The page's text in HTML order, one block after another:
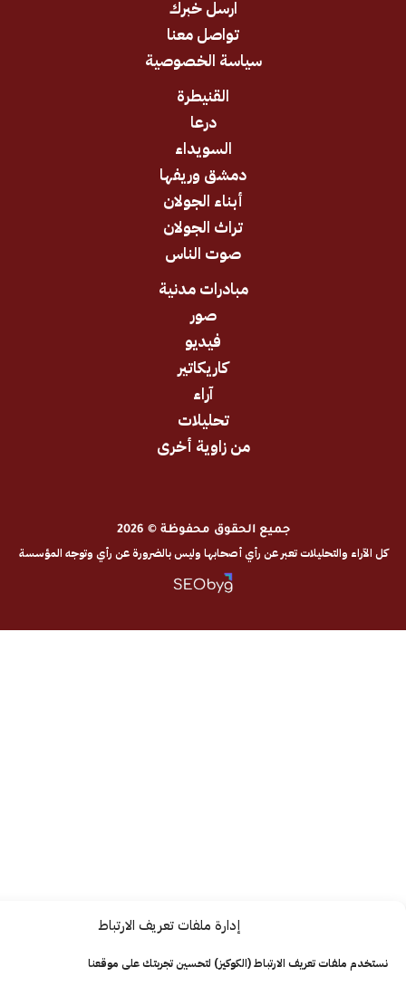
إدارة ملفات تعريف الارتباط
تعريف الارتباط (الكوكيز) لتحسين تجربتك على موقعنا
ارسل خبرك
تواصل معنا
سياسة الخصوصية
دمشق وريفها
أبناء الجولان
تراث الجولان
صوت الناس
مبادرات مدنية
من زاوية أخرى
جميع الحقوق محفوظة © 2026
تعبر عن رأي أصحابها وليس بالضرورة عن رأي وتوجه المؤسسة